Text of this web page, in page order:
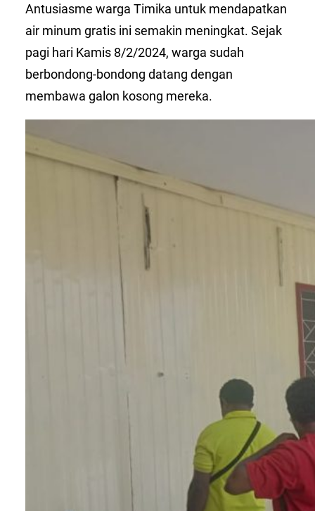
Antusiasme warga Timika untuk mendapatkan
air minum gratis ini semakin meningkat. Sejak
pagi hari Kamis 8/2/2024, warga sudah
berbondong-bondong datang dengan
membawa galon kosong mereka.